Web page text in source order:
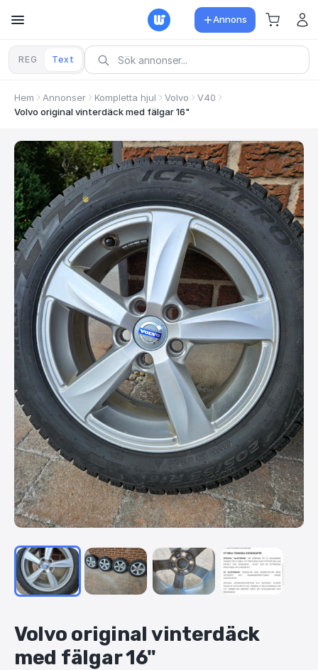
Annons
REG Text
Hem Annonser Kompletta hjul Volvo
V40
Volvo original vinterdäck med fälgar 16"
Volvo original vinterdäck
med fälgar16"